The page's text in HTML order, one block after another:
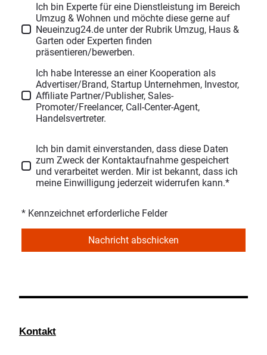
Ich bin Experte für eine Dienstleistung im Bereich
Umzug & Wohnen und möchte diese gerne auf
Neueinzug24.de unter der Rubrik Umzug, Haus &
Garten oder Experten finden
präsentieren/bewerben.
Ich habe Interesse an einer Kooperation als
Advertiser/Brand, Startup Unternehmen, Investor,
Affiliate Partner/Publisher, Sales-
Promoter/Freelancer, Call-Center-Agent,
Handelsvertreter.
Ich bin damit einverstanden, dass diese Daten
zum Zweck der Kontaktaufnahme gespeichert
und verarbeitet werden. Mir ist bekannt, dass ich
meine Einwilligung jederzeit widerrufen kann.*
* Kennzeichnet erforderliche Felder
Nachricht abschicken
Kontakt